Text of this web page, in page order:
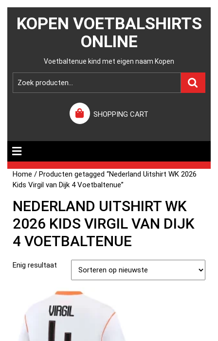
KOPEN VOETBALSHIRTS
ONLINE
Voetbaltenue kind met eigen naam Kopen
SHOPPING CART
Home / Producten getagged “Nederland Uitshirt WK 2026
Kids Virgil van Dijk 4 Voetbaltenue”
NEDERLAND UITSHIRT WK
2026 KIDS VIRGIL VAN DIJK
4 VOETBALTENUE
Enig resultaat